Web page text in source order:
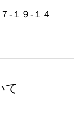
-１９-１４
て